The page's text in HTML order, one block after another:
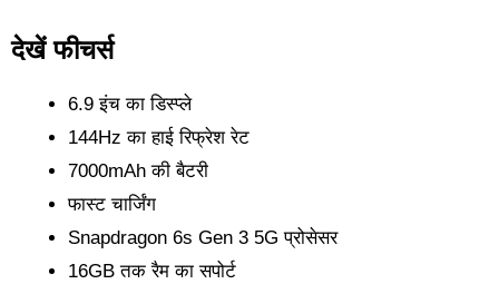
देखें फीचर्स
6.9 इंच का डिस्प्ले
144Hz का हाई रिफ्रेश रेट
7000mAh की बैटरी
फास्ट चार्जिंग
Snapdragon 6s Gen 3 5G प्रोसेसर
16GB तक रैम का सपोर्ट